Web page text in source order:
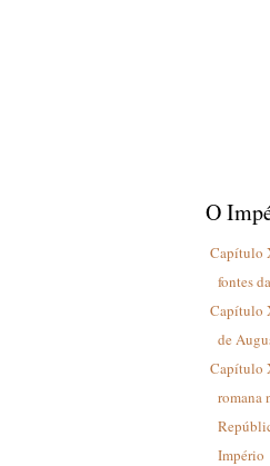
O
Capítulo
fontes
Capítulo
de
Capítulo
romana
Império